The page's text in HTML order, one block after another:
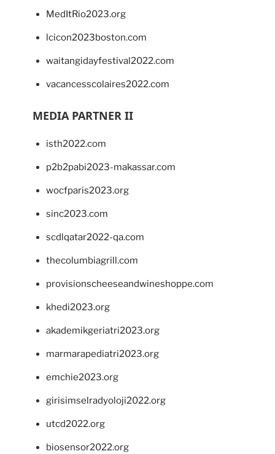
MedItRio2023.org
lcicon2023boston.com
waitangidayfestival2022.com
vacancesscolaires2022.com
MEDIA PARTNER II
isth2022.com
p2b2pabi2023-makassar.com
wocfparis2023.org
sinc2023.com
scdlqatar2022-qa.com
thecolumbiagrill.com
provisionscheeseandwineshoppe.com
khedi2023.org
akademikgeriatri2023.org
marmarapediatri2023.org
emchie2023.org
girisimselradyoloji2022.org
utcd2022.org
biosensor2022.org